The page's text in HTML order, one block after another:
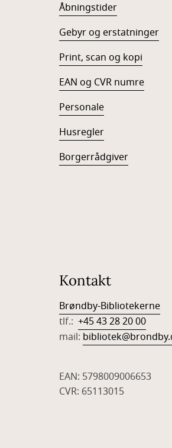
Åbningstider
Gebyr og erstatninger
Print, scan og kopi
EAN og CVR numre
Personale
Husregler
Borgerrådgiver
Kontakt
Brøndby-Bibliotekerne
tlf.: +45 43 28 20 00
mail:
EAN: 5798009006653
CVR: 65113015